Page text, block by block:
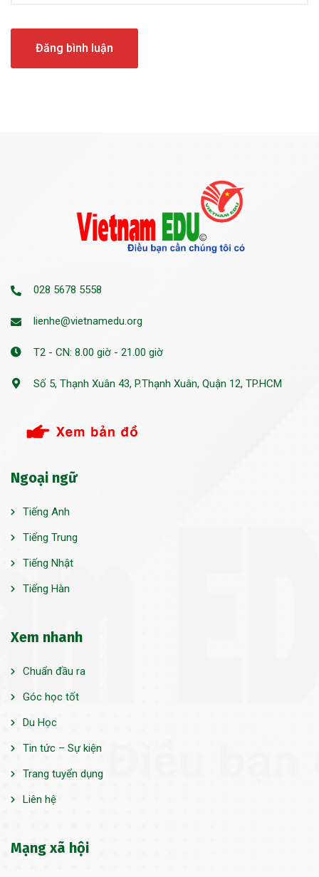
028 5678 5558
lienhe@vietnamedu.org
T2 - CN: 8.00 giờ - 21.00 giờ
Số 5, Thạnh Xuân 43, P.Thạnh Xuân, Quận 12, TP.HCM
Ngoại ngữ
Tiếng Anh
Tiếng Trung
Tiếng Nhật
Tiếng Hàn
Xem nhanh
Chuẩn đầu ra
Góc học tốt
Du Học
Tin tức – Sự kiện
Trang tuyển dụng
Liên hệ
Mạng xã hội